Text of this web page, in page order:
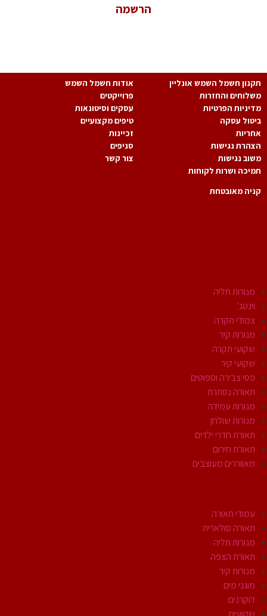
הרשמה
חשמל השמש אונליין
והחזרות
הפרטיות
עסקה
נגישות
נגישות
ושרות לקוחות
אודות חשמל השמש
פרוייקטים
עסקים וסיטונאות
טיפים מקצועיים
זכיינות
סניפים
צור קשר
מאובטחת
מנורות תליה
וינטג'
צמודי תקרה
מנורות קיר
שקועי תקרה
שקועי קיר
פסי צבירה וספוטים
תאורה נסתרת
מנורות עמידה
מנורות שולחן
תאורת חדרי ילדים
תאורת חירום
מאווררים מעוצבים
עמודי תאורה
תאורה סולארית
מנורות תליה
תאורת הצפה
מנורות קיר
מוגני מים
דוקרנים